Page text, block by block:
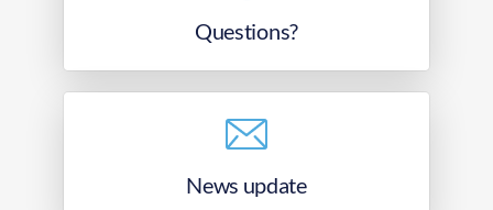
Questions?
News update